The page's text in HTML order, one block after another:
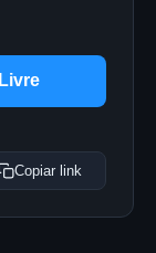
Copiar link